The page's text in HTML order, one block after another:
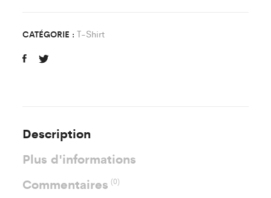
quantity
CATÉGORIE :T-Shirt
Description
Plus d'informations
Commentaires(0)